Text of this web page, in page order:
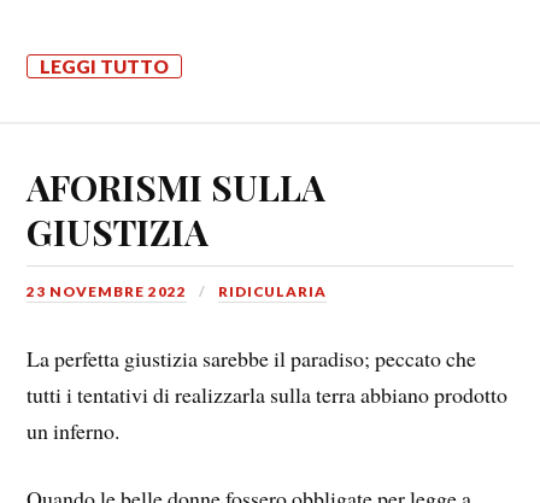
LEGGI TUTTO
AFORISMI SULLA
GIUSTIZIA
23 NOVEMBRE 2022 RIDICULARIA
La perfetta giustizia sarebbe il paradiso; peccato che
tutti i tentativi di realizzarla sulla terra abbiano prodotto
un inferno.